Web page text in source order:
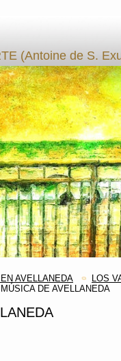
(Antoine de S.
AVELLANEDA
LOS
DE AVELLANEDA